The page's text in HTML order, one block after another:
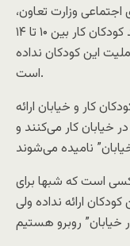
وزارت تعاون،
کار و رفاه اجتماعی اعلام کرده ۴۰ درصد کودکان کار بین ۱۰ تا ۱۴
این کودکان نداده
است.
کار و خیابان ارائه
خیابان کار می‌کنند و
است که شبها برای
ارائه نداده ولی